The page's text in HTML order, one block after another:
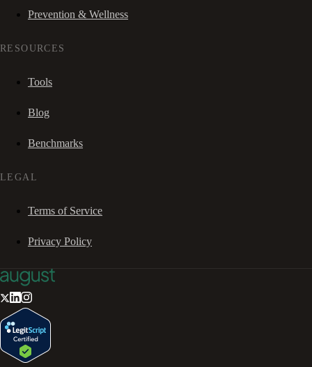
Prevention & Wellness
RESOURCES
Tools
Blog
Benchmarks
LEGAL
Terms of Service
Privacy Policy